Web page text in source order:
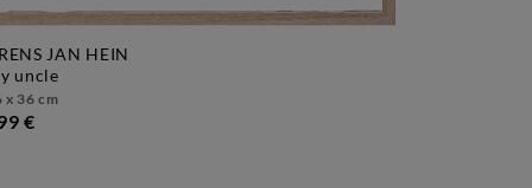
JAN HEIN
my uncle
x 36 cm
€